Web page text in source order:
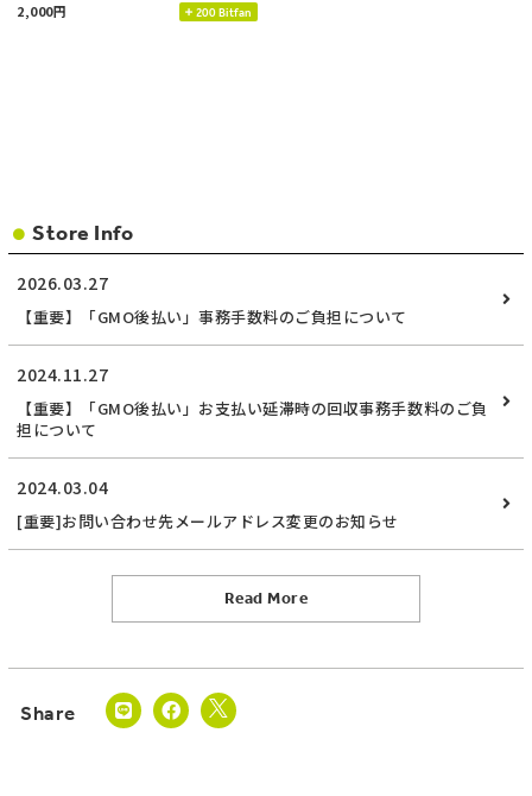
2,000円 200 Bitfan
Store Info
2026.03.27
【重要】「GMO後払い」事務手数料のご負担について
2024.11.27
【重要】「GMO後払い」お支払い延滞時の回収事務手数料のご負
担について
2024.03.04
[重要]お問い合わせ先メールアドレス変更のお知らせ
Read More